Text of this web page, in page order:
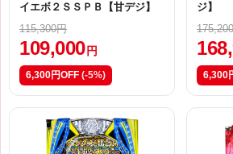
イエボ２ＳＳＰＢ【甘デジ】
115,300円
109,000 円
6,300円OFF (-5%)
ジ】
6,300